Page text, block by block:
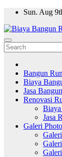
Skip
content
Sun. Aug
Bangun
Biaya
Jasa
Renovasi
Biaya
Jasa
Galeri Photo